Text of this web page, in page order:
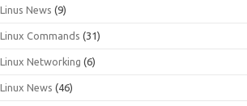
Linus News (9)
Linux Commands (31)
Linux Networking (6)
Linux News (46)